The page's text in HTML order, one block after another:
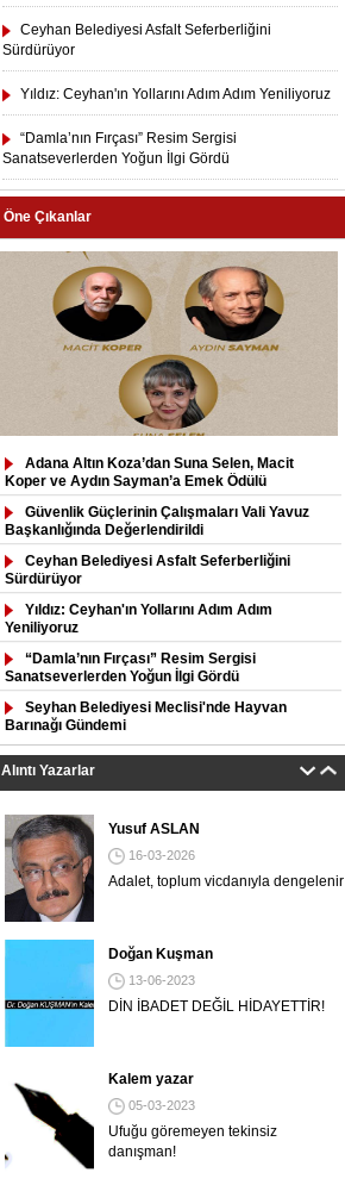
Ceyhan Belediyesi Asfalt Seferberliğini
Sürdürüyor
Yıldız: Ceyhan'ın Yollarını Adım Adım Yeniliyoruz
“Damla’nın Fırçası” Resim Sergisi
Sanatseverlerden Yoğun İlgi Gördü
Öne Çıkanlar
Adana Altın Koza’dan Suna Selen, Macit
Koper ve Aydın Sayman’a Emek Ödülü
Güvenlik Güçlerinin Çalışmaları Vali Yavuz
Başkanlığında Değerlendirildi
Ceyhan Belediyesi Asfalt Seferberliğini
Sürdürüyor
Yıldız: Ceyhan'ın Yollarını Adım Adım
Yeniliyoruz
“Damla’nın Fırçası” Resim Sergisi
Sanatseverlerden Yoğun İlgi Gördü
Seyhan Belediyesi Meclisi'nde Hayvan
Barınağı Gündemi
Alıntı Yazarlar
Yusuf ASLAN
16-03-2026
Adalet, toplum vicdanıyla dengelenir
Doğan Kuşman
13-06-2023
DİN İBADET DEĞİL HİDAYETTİR!
Kalem yazar
05-03-2023
Ufuğu göremeyen tekinsiz
danışman!